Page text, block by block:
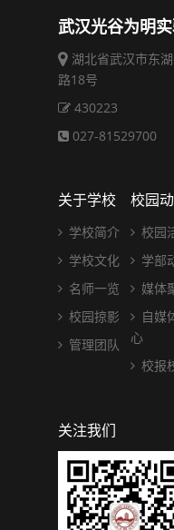
武汉光谷为明
湖北省武汉市东
路18号
430223
027-81529700
关于学校
学校简介
学校文化
名师一览
校园掠影
管理团队
校园
校园
学部
媒体
自媒
心
校报
关注我们